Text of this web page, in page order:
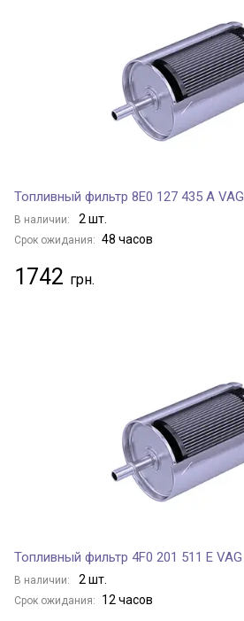
Топливный фильтр 8E0 127 435 A VAG
В наличии: 2 шт.
Срок ожидания: 48 часов
1742
Топливный фильтр 4F0 201 511 E VAG
В наличии: 2 шт.
Срок ожидания: 12 часов